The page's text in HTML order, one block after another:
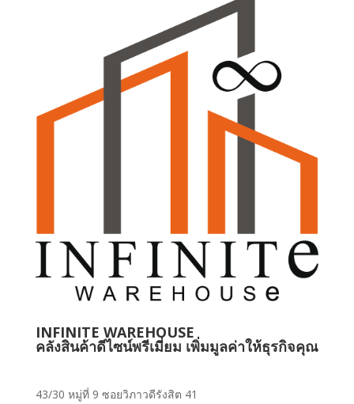
INFINITE WAREHOUSE
คลังสินค้าดีไซน์พรีเมี่ยม เพิ่มมูลค่าให้ธุรกิจคุณ
43/30 หมู่ที่ 9 ซอยวิภาวดีรังสิต 41